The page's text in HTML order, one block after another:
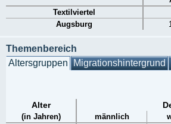
Textilviertel
Augsburg
Themenbereich
Altersgruppen Migrationshintergrund
Alter
(in Jahren) männlich